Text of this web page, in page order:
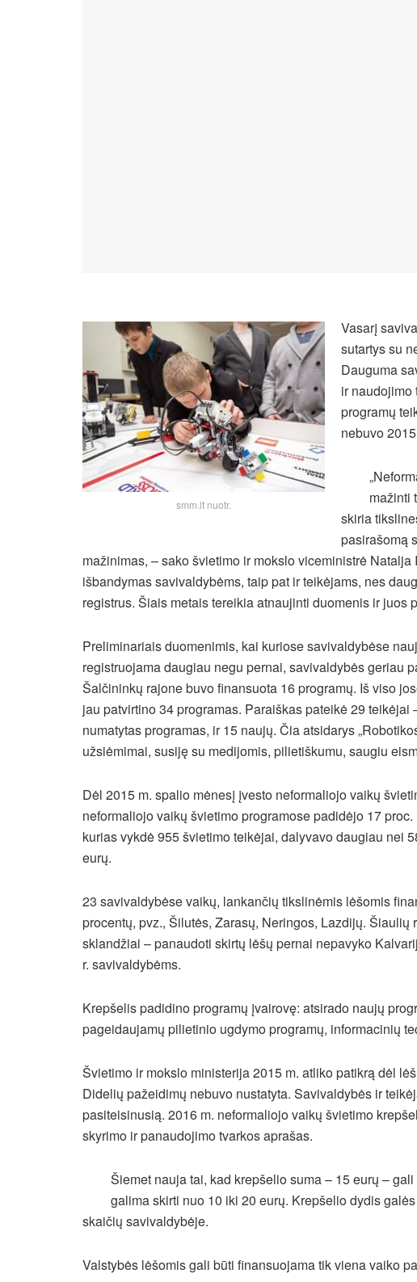
smm.lt nuotr.
Vasarį
sutartys su
Dauguma
ir naudojimo
programų
nebuvo
mažinti
skiria
pasirašomą
mažinimas, – sako švietimo ir mokslo viceministrė
išbandymas savivaldybėms, taip pat ir teikėjams, nes
registrus. Šiais metais tereikia atnaujinti duomenis ir juos
Preliminariais duomenimis, kai kuriose savivaldybėse
registruojama daugiau negu pernai, savivaldybės geriau
Šalčininkų rajone buvo finansuota 16 programų. Iš viso
jau patvirtino 34 programas. Paraiškas pateikė 29
numatytas programas, ir 15 naujų. Čia atsidarys
užsiėmimai, susiję su medijomis, pilietiškumu, saugiu
Dėl 2015 m. spalio mėnesį įvesto neformaliojo vaikų
neformaliojo vaikų švietimo programose padidėjo 17
kurias vykdė 955 švietimo teikėjai, dalyvavo daugiau nei
eurų.
23 savivaldybėse vaikų, lankančių tikslinėmis lėšomis
procentų, pvz., Šilutės, Zarasų, Neringos, Lazdijų.
sklandžiai – panaudoti skirtų lėšų pernai nepavyko
r. savivaldybėms.
Krepšelis padidino programų įvairovę: atsirado naujų
pageidaujamų pilietinio ugdymo programų, informacinių
Švietimo ir mokslo ministerija 2015 m. atliko patikrą dėl
Didelių pažeidimų nebuvo nustatyta. Savivaldybės ir
pasiteisinusią. 2016 m. neformaliojo vaikų švietimo
skyrimo ir panaudojimo tvarkos aprašas.
Šiemet nauja tai, kad krepšelio suma – 15 eurų –
galima skirti nuo 10 iki 20 eurų. Krepšelio dydis
skaičių savivaldybėje.
Valstybės lėšomis gali būti finansuojama tik viena vaiko